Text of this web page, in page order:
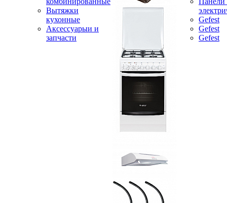
Вытяжки
кухонные
Аксессуарыи и
запчасти
Gefest
Gefest
Gefest